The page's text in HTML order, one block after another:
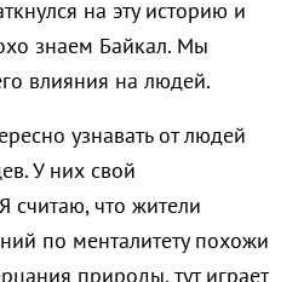
на эту историю и
знаем Байкал. Мы
влияния на людей.
узнавать от людей
У них свой
считаю, что жители
по менталитету похожи
природы, тут играет